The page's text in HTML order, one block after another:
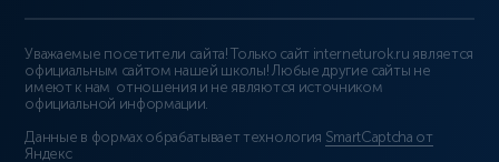
Уважаемые посетители сайта! Только сайт interneturok.ru является
официальным сайтом нашей школы! Любые другие сайты не
имеют к нам отношения и не являются источником
официальной информации.
Данные в формах обрабатывает технология SmartCaptcha от
Яндекс